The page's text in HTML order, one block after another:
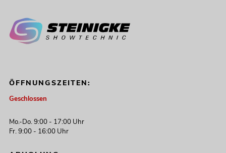
EUROLITE LED TMH-S200 Moving-
Head Spot
ÖFFNUNGSZEITEN:
Geschlossen
Mo.-Do. 9:00 - 17:00 Uhr
Fr. 9:00 - 16:00 Uhr